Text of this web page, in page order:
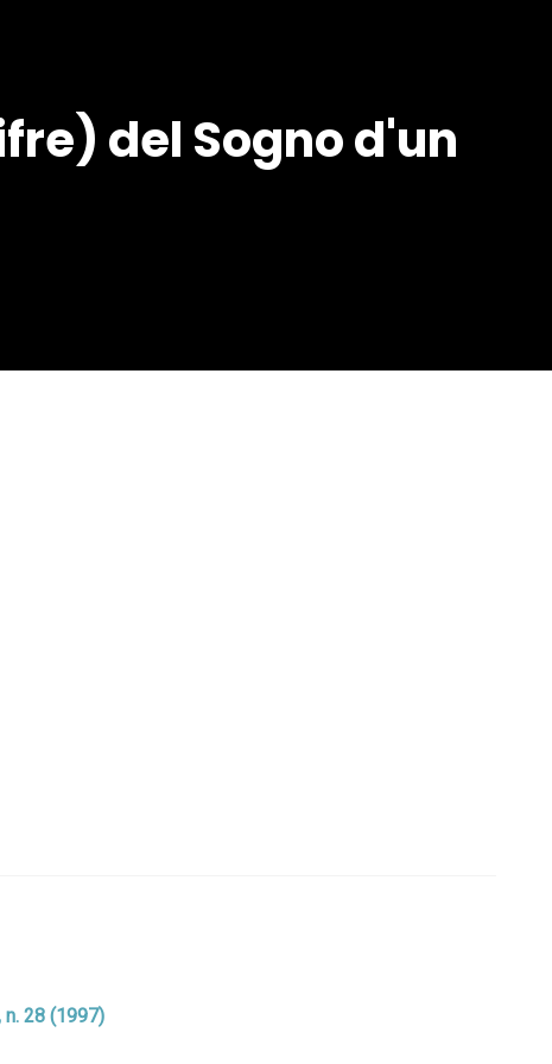
del Sogno d'un
n. 28 (1997)